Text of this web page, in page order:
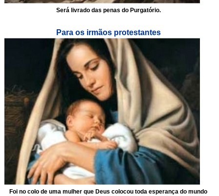
Será livrado das penas do Purgatório.
Para os irmãos protestantes
Foi no colo de uma mulher que Deus colocou toda esperança do mundo